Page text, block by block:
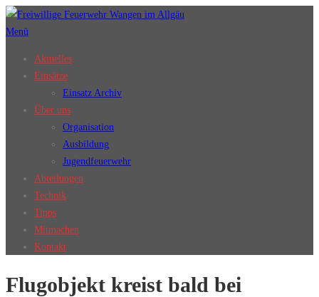
Zum
Inhalt
Menü
Aktuelles
Einsätze
Einsatz Archiv
Über uns
Organisation
Ausbildung
Jugendfeuerwehr
Abteilungen
Technik
Tipps
Mitmachen
Kontakt
Flugobjekt kreist bald bei